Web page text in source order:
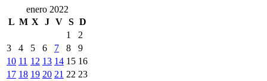
enero 2022
L M X J V S D
1
2
3
4 5 6 7 8
9
10 11 12 13 14 15 16
17 18 19 20 21 22 23